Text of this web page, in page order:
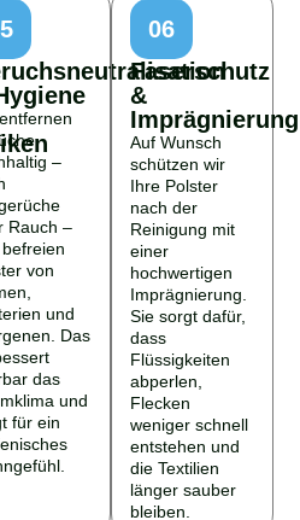
–
Rauch –
von
und
Das
das
und
für ein
06
Faserschutz
&
Imprägnierung
Auf Wunsch
schützen wir
Ihre Polster
nach der
Reinigung mit
einer
hochwertigen
Imprägnierung.
Sie sorgt dafür,
dass
Flüssigkeiten
abperlen,
Flecken
weniger schnell
entstehen und
die Textilien
länger sauber
bleiben.